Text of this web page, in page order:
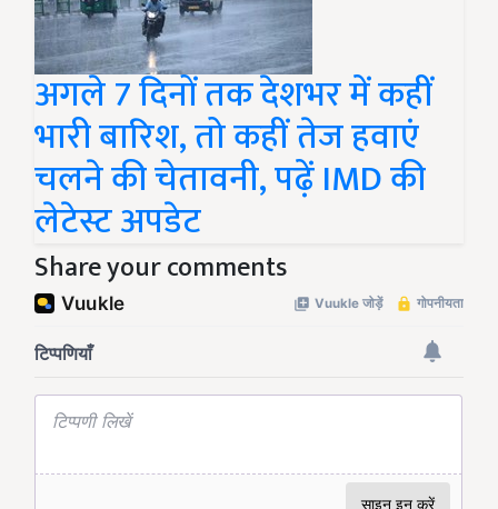
अगले 7 दिनों तक देशभर में कहीं
भारी बारिश, तो कहीं तेज हवाएं
चलने की चेतावनी, पढ़ें IMD की
लेटेस्ट अपडेट
Share your comments